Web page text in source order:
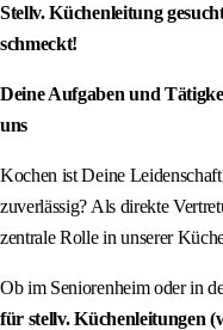
Stellv. Küchenleitung
schmeckt!
Deine Aufgaben und
uns
Kochen ist Deine
zuverlässig? Als direkte
zentrale Rolle in unserer
Ob im Seniorenheim oder in
für stellv. Küchenleitungen